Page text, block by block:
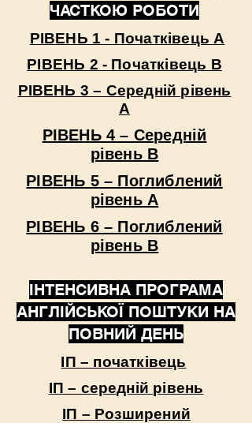
ЧАСТКОЮ РОБОТИ
РІВЕНЬ 1 - Початківець А
РІВЕНЬ 2 - Початківець B
РІВЕНЬ 3 – Середній рівень
А
РІВЕНЬ 4 – Середній
рівень B
РІВЕНЬ 5 – Поглиблений
рівень А
РІВЕНЬ 6 – Поглиблений
рівень B
ІНТЕНСИВНА ПРОГРАМА
АНГЛІЙСЬКОЇ ПОШТУКИ НА
ПОВНИЙ ДЕНЬ
ІП – початківець
ІП – середній рівень
ІП – Розширений